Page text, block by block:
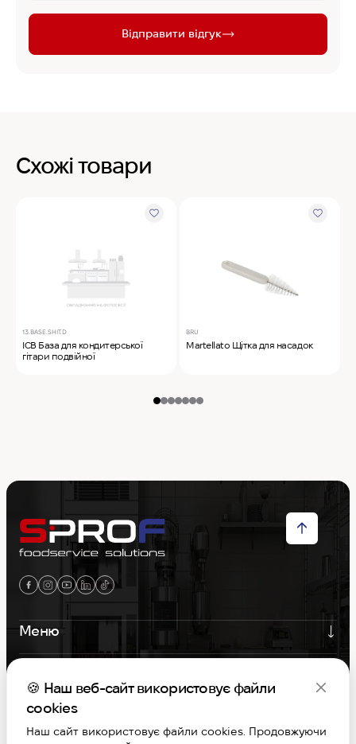
Відправити відгук
Схожі товари
13.BASE.SHIT.D
ICB База для кондитерської
гітари подвійної
BRU
Martellato Щітка для насадок
Меню
Графік роботи
🍪 Наш веб-сайт використовує файли
cookies
Наш сайт використовує файли cookies. Продовжуючи